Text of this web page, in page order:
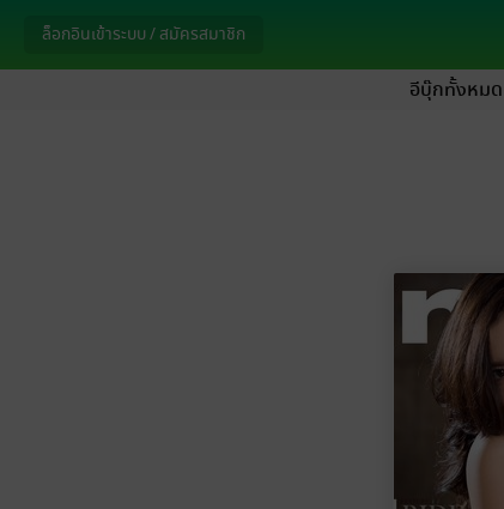
ล็อกอินเข้าระบบ / สมัครสมาชิก
อีบุ๊กทั้งหมด